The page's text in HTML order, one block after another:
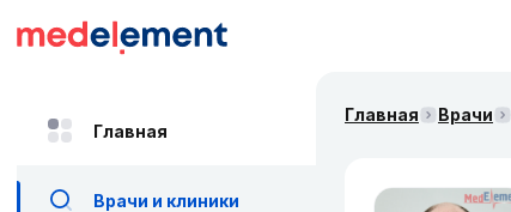
Главная
Врачи и клиники
Главная Врачи